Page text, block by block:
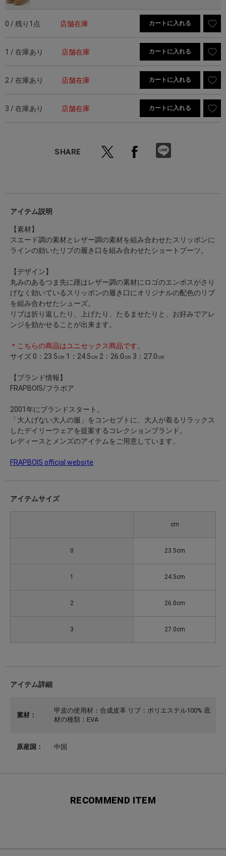
0 / 残り1点 店舗在庫 カートに入れる
1 / 在庫あり 店舗在庫 カートに入れる
2 / 在庫あり 店舗在庫 カートに入れる
3 / 在庫あり 店舗在庫 カートに入れる
SHARE
アイテム説明
【素材】
スエード調の素材とレザー調の素材を組み合わせたスリッポンに
ラインの効いたリブの履き口を組み合わせたショートブーツ。
【デザイン】
丸みのあるつま先に踵はレザー調の素材にロゴのエンボスがさり
げなく効いているスリッポンの履き口にオリジナルの配色のリブ
を組み合わせたシューズ。
リブは折り返したり、上げたり、たるませたりと、お好みでアレ
ンジを効かせることが出来ます。
＊こちらの商品はユニセックス商品です。
サイズ 0：23.5㎝ 1：24.5㎝ 2：26.0㎝ 3：27.0㎝
【ブランド情報】
FRAPBOIS/フラボア
2001年にブランドスタート。
「大人げない大人の服」をコンセプトに、大人が着るリラックス
したデイリーウェアを提案するコレクションブランド。
レディースとメンズのアイテムをご用意しています。
FRAPBOIS official website
アイテムサイズ
cm
0 23.5cm
1 24.5cm
2 26.0cm
3 27.0cm
アイテム詳細
素材：
甲皮の使用材：合成皮革 リブ：ポリエステル100% 底
材の種類：EVA
原産国： 中国
RECOMMEND ITEM